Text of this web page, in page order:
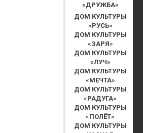
«ДРУЖБА»
ДОМ КУЛЬТУРЫ
«РУСЬ»
ДОМ КУЛЬТУРЫ
«ЗАРЯ»
ДОМ КУЛЬТУРЫ
«ЛУЧ»
ДОМ КУЛЬТУРЫ
«МЕЧТА»
ДОМ КУЛЬТУРЫ
«РАДУГА»
ДОМ КУЛЬТУРЫ
«ПОЛЁТ»
ДОМ КУЛЬТУРЫ